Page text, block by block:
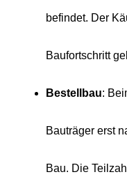
befindet. Der
Baufortschritt
Bestellbau:
Bauträger erst
Bau. Die